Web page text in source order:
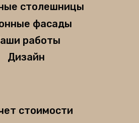
столешницы
фасады
работы
Дизайн
стоимости